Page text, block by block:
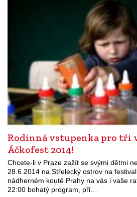
Rodinná vstupenka pro tři
Áčkofest 2014!
Chcete-li v Praze zažít se svými dětmi
28.6.2014 na Střelecký ostrov na
nádherném koutě Prahy na vás i vaše
22:00 bohatý program, při…